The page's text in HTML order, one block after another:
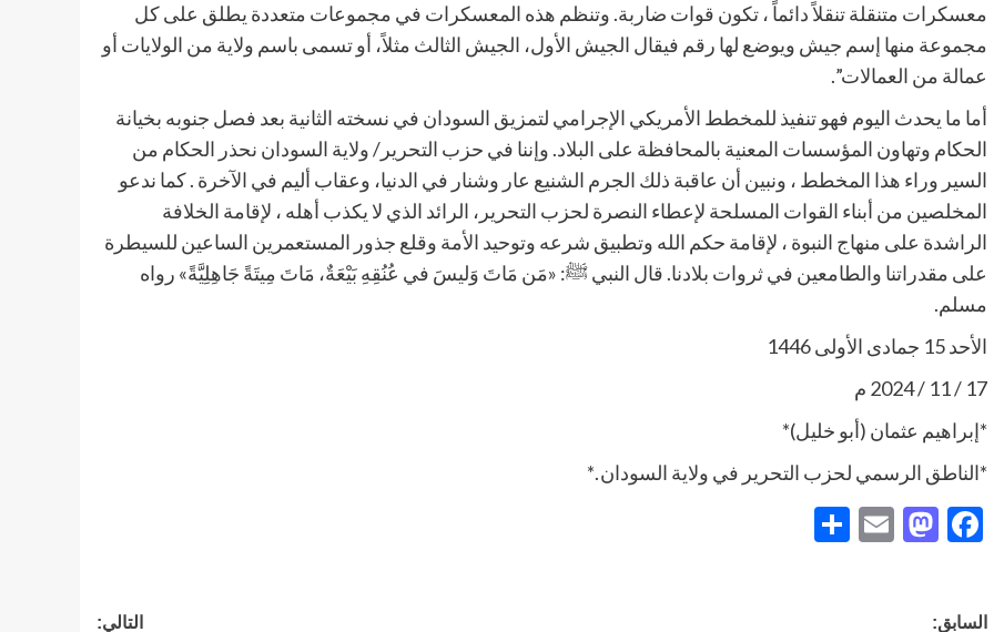
معسكرات متنقلة تنقلاً دائماً ، تكون قوات ضاربة. وتنظم هذه المعسكرات في مجموعات متعددة يطلق على كل
مجموعة منها إسم جيش ويوضع لها رقم فيقال الجيش الأول، الجيش الثالث مثلاً، أو تسمى باسم ولاية من الولايات أو
عمالة من العمالات”.
أما ما يحدث اليوم فهو تنفيذ للمخطط الأمريكي الإجرامي لتمزيق السودان في نسخته الثانية بعد فصل جنوبه بخيانة
الحكام وتهاون المؤسسات المعنية بالمحافظة على البلاد. وإننا في حزب التحرير/ ولاية السودان نحذر الحكام من
السير وراء هذا المخطط ، ونبين أن عاقبة ذلك الجرم الشنيع عار وشنار في الدنيا، وعقاب أليم في الآخرة . كما ندعو
المخلصين من أبناء القوات المسلحة لإعطاء النصرة لحزب التحرير، الرائد الذي لا يكذب أهله ، لإقامة الخلافة
الراشدة على منهاج النبوة ، لإقامة حكم الله وتطبيق شرعه وتوحيد الأمة وقلع جذور المستعمرين الساعين للسيطرة
على مقدراتنا والطامعين في ثروات بلادنا. قال النبي ﷺ: «مَن مَاتَ وَليسَ في عُنُقِهِ بَيْعَةٌ، مَاتَ مِيتَةً جَاهِلِيَّةً» رواه
مسلم.
الأحد 15 جمادى الأولى 1446
17 / 11 / 2024 م
*إبراهيم عثمان (أبو خليل)*
*الناطق الرسمي لحزب التحرير في ولاية السودان .*
Facebook
Mastodon
Email
السابق:
التالي: